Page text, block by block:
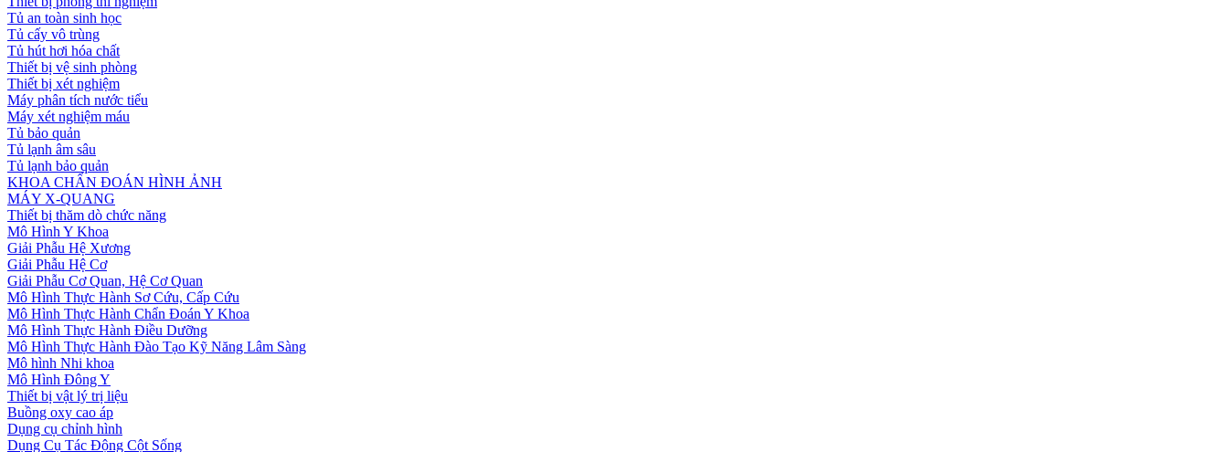
Tủ an toàn sinh học
Tủ cấy vô trùng
Tủ hút hơi hóa chất
Thiết bị vệ sinh phòng
Thiết bị xét nghiệm
Máy phân tích nước tiểu
Máy xét nghiệm máu
Tủ bảo quản
Tủ lạnh âm sâu
Tủ lạnh bảo quản
KHOA CHẨN ĐOÁN HÌNH ẢNH
MÁY X-QUANG
Thiết bị thăm dò chức năng
Mô Hình Y Khoa
Giải Phẫu Hệ Xương
Giải Phẫu Hệ Cơ
Giải Phẫu Cơ Quan, Hệ Cơ Quan
Mô Hình Thực Hành Sơ Cứu, Cấp Cứu
Mô Hình Thực Hành Chẩn Đoán Y Khoa
Mô Hình Thực Hành Điều Dưỡng
Mô Hình Thực Hành Đào Tạo Kỹ Năng Lâm Sàng
Mô hình Nhi khoa
Mô Hình Đông Y
Thiết bị vật lý trị liệu
Buồng oxy cao áp
Dụng cụ chỉnh hình
Dụng Cụ Tác Động Cột Sống